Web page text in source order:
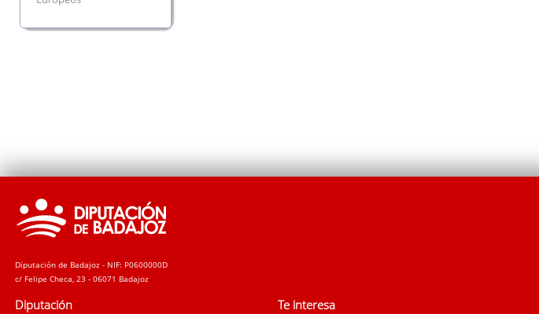
Diputación de Badajoz - NIF: P0600000D
c/ Felipe Checa, 23 - 06071 Badajoz
Diputación Te interesa